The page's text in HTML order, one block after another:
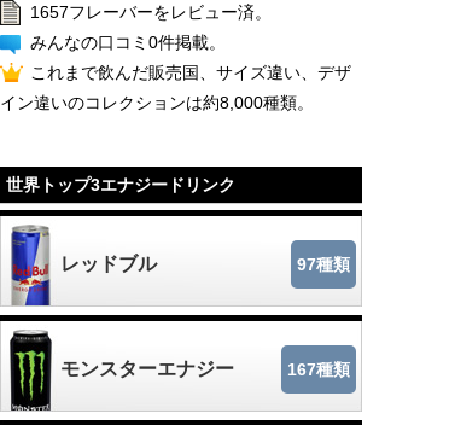
1657フレーバーをレビュー済。
みんなの口コミ0件掲載。
これまで飲んだ販売国、サイズ違い、デザ
イン違いのコレクションは約8,000種類。
世界トップ3エナジードリンク
レッドブル 97種類
モンスターエナジー 167種類